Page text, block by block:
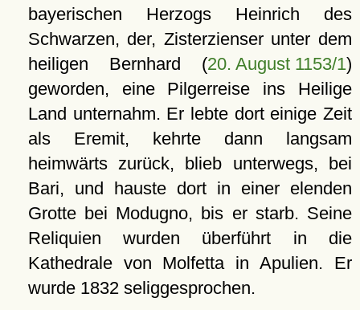
bayerischen Herzogs Heinrich des
Schwarzen, der, Zisterzienser unter dem
heiligen Bernhard (20. August 1153/1)
geworden, eine Pilgerreise ins Heilige
Land unternahm. Er lebte dort einige Zeit
als Eremit, kehrte dann langsam
heimwärts zurück, blieb unterwegs, bei
Bari, und hauste dort in einer elenden
Grotte bei Modugno, bis er starb. Seine
Reliquien wurden überführt in die
Kathedrale von Molfetta in Apulien. Er
wurde 1832 seliggesprochen.